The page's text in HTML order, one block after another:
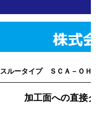
ルータイプ ＳＣＡ－ＯＨ
加工面への直接ク